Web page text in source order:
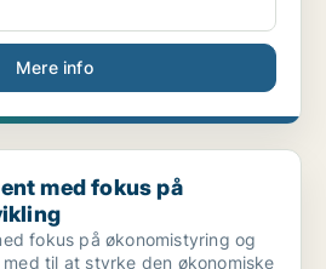
Mere info
på økonomi og udvikling
med fokus på
fokus på økonomistyring og
til at styrke den økonomiske